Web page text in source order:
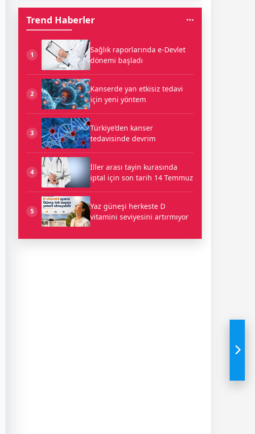
Trend Haberler
1
Sağlık raporlarında e-Devlet
dönemi başladı
2
Kanserde yan etkisiz tedavi
için yeni yöntem
3
Türkiye’den kanser
tedavisinde devrim
4
İller arası tayin kurasında
iptal için son tarih 14 Temmuz
5
Yaz güneşi herkeste D
vitamini seviyesini artırmıyor